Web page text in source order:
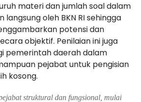
materi dan jumlah soal dalam
langsung oleh BKN RI sehingga
potensi dan
objektif. Penilaian ini juga
pemerintah daerah dalam
pejabat untuk pengisian
kosong.
struktural dan fungsional, mulai